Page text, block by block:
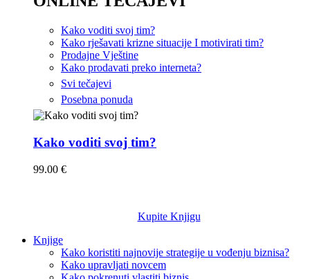
Kako voditi svoj tim?
Kako rješavati krizne situacije I motivirati tim?
Prodajne Vještine
Kako prodavati preko interneta?
Svi tečajevi
Posebna ponuda
Kako voditi svoj tim?
99.00 €
Kupite Knjigu
Knjige
Kako koristiti najnovije strategije u vođenju biznisa?
Kako upravljati novcem